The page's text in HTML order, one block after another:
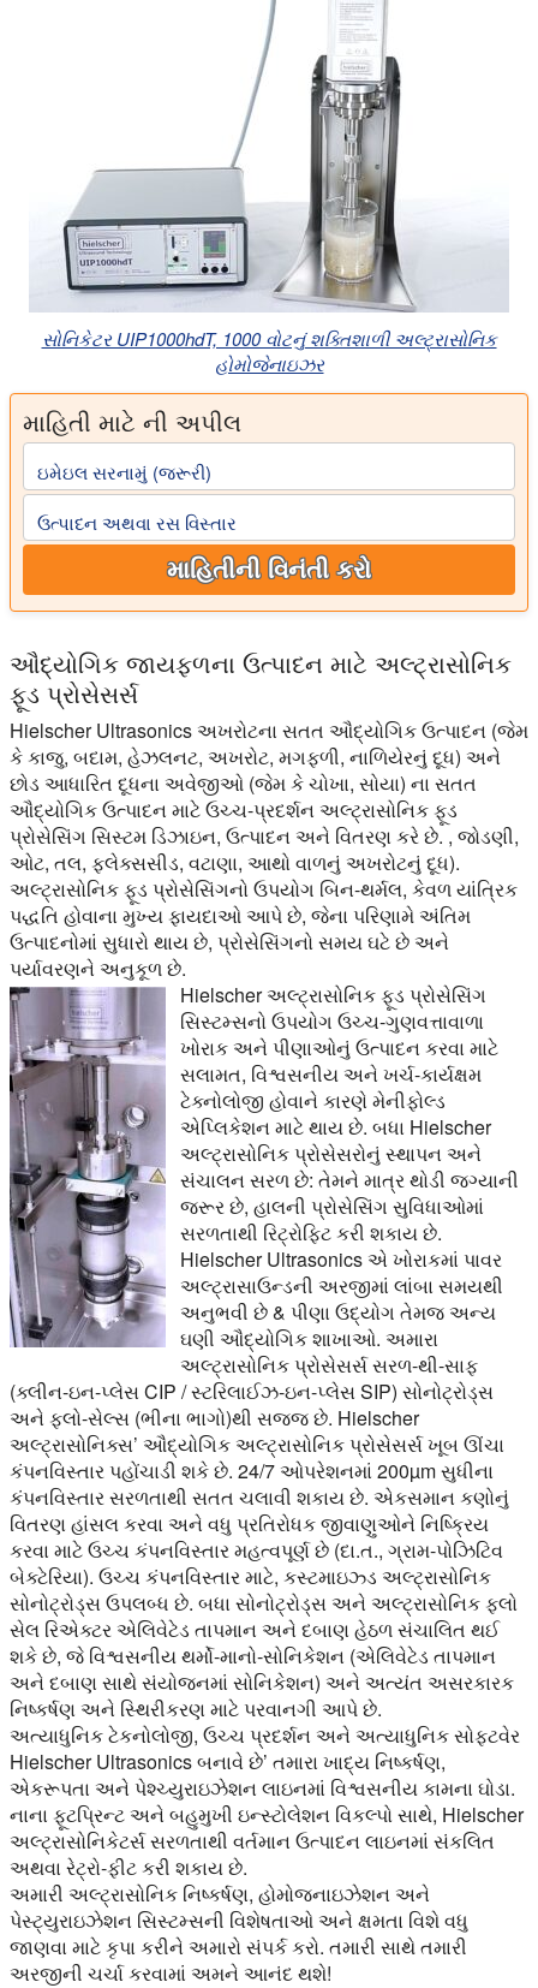
સોનિકેટર UIP1000hdT, 1000 વોટનું શક્તિશાળી અલ્ટ્રાસોનિક
હોમોજેનાઇઝર
માહિતી માટે ની અપીલ
ઇમેઇલ સરનામું (જરૂરી)
ઉત્પાદન અથવા રસ વિસ્તાર
માહિતીની વિનંતી કરો
ઔદ્યોગિક જાયફળના ઉત્પાદન માટે અલ્ટ્રાસોનિક
ફૂડ પ્રોસેસર્સ
Hielscher Ultrasonics અખરોટના સતત ઔદ્યોગિક ઉત્પાદન (જેમ
કે કાજુ, બદામ, હેઝલનટ, અખરોટ, મગફળી, નાળિયેરનું દૂધ) અને
છોડ આધારિત દૂધના અવેજીઓ (જેમ કે ચોખા, સોયા) ના સતત
ઔદ્યોગિક ઉત્પાદન માટે ઉચ્ચ-પ્રદર્શન અલ્ટ્રાસોનિક ફૂડ
પ્રોસેસિંગ સિસ્ટમ ડિઝાઇન, ઉત્પાદન અને વિતરણ કરે છે. , જોડણી,
ઓટ, તલ, ફ્લેક્સસીડ, વટાણા, આથો વાળનું અખરોટનું દૂધ).
અલ્ટ્રાસોનિક ફૂડ પ્રોસેસિંગનો ઉપયોગ બિન-થર્મલ, કેવળ યાંત્રિક
પદ્ધતિ હોવાના મુખ્ય ફાયદાઓ આપે છે, જેના પરિણામે અંતિમ
ઉત્પાદનોમાં સુધારો થાય છે, પ્રોસેસિંગનો સમય ઘટે છે અને
પર્યાવરણને અનુકૂળ છે.
Hielscher અલ્ટ્રાસોનિક ફૂડ પ્રોસેસિંગ
સિસ્ટમ્સનો ઉપયોગ ઉચ્ચ-ગુણવત્તાવાળા
ખોરાક અને પીણાઓનું ઉત્પાદન કરવા માટે
સલામત, વિશ્વસનીય અને ખર્ચ-કાર્યક્ષમ
ટેક્નોલોજી હોવાને કારણે મેનીફોલ્ડ
એપ્લિકેશન માટે થાય છે. બધા Hielscher
અલ્ટ્રાસોનિક પ્રોસેસરોનું સ્થાપન અને
સંચાલન સરળ છે: તેમને માત્ર થોડી જગ્યાની
જરૂર છે, હાલની પ્રોસેસિંગ સુવિધાઓમાં
સરળતાથી રિટ્રોફિટ કરી શકાય છે.
Hielscher Ultrasonics એ ખોરાકમાં પાવર
અલ્ટ્રાસાઉન્ડની અરજીમાં લાંબા સમયથી
અનુભવી છે & પીણા ઉદ્યોગ તેમજ અન્ય
ઘણી ઔદ્યોગિક શાખાઓ. અમારા
અલ્ટ્રાસોનિક પ્રોસેસર્સ સરળ-થી-સાફ
(ક્લીન-ઇન-પ્લેસ CIP / સ્ટરિલાઈઝ-ઇન-પ્લેસ SIP) સોનોટ્રોડ્સ
અને ફ્લો-સેલ્સ (ભીના ભાગો)થી સજ્જ છે. Hielscher
અલ્ટ્રાસોનિક્સ’ ઔદ્યોગિક અલ્ટ્રાસોનિક પ્રોસેસર્સ ખૂબ ઊંચા
કંપનવિસ્તાર પહોંચાડી શકે છે. 24/7 ઓપરેશનમાં 200µm સુધીના
કંપનવિસ્તાર સરળતાથી સતત ચલાવી શકાય છે. એકસમાન કણોનું
વિતરણ હાંસલ કરવા અને વધુ પ્રતિરોધક જીવાણુઓને નિષ્ક્રિય
કરવા માટે ઉચ્ચ કંપનવિસ્તાર મહત્વપૂર્ણ છે (દા.ત., ગ્રામ-પોઝિટિવ
બેક્ટેરિયા). ઉચ્ચ કંપનવિસ્તાર માટે, કસ્ટમાઇઝ્ડ અલ્ટ્રાસોનિક
સોનોટ્રોડ્સ ઉપલબ્ધ છે. બધા સોનોટ્રોડ્સ અને અલ્ટ્રાસોનિક ફ્લો
સેલ રિએક્ટર એલિવેટેડ તાપમાન અને દબાણ હેઠળ સંચાલિત થઈ
શકે છે, જે વિશ્વસનીય થર્મો-માનો-સોનિકેશન (એલિવેટેડ તાપમાન
અને દબાણ સાથે સંયોજનમાં સોનિકેશન) અને અત્યંત અસરકારક
નિષ્કર્ષણ અને સ્થિરીકરણ માટે પરવાનગી આપે છે.
અત્યાધુનિક ટેકનોલોજી, ઉચ્ચ પ્રદર્શન અને અત્યાધુનિક સોફ્ટવેર
Hielscher Ultrasonics બનાવે છે’ તમારા ખાદ્ય નિષ્કર્ષણ,
એકરૂપતા અને પેશ્ચ્યુરાઇઝેશન લાઇનમાં વિશ્વસનીય કામના ઘોડા.
નાના ફૂટપ્રિન્ટ અને બહુમુખી ઇન્સ્ટોલેશન વિકલ્પો સાથે, Hielscher
અલ્ટ્રાસોનિકેટર્સ સરળતાથી વર્તમાન ઉત્પાદન લાઇનમાં સંકલિત
અથવા રેટ્રો-ફીટ કરી શકાય છે.
અમારી અલ્ટ્રાસોનિક નિષ્કર્ષણ, હોમોજનાઇઝેશન અને
પેસ્ટ્યુરાઇઝેશન સિસ્ટમ્સની વિશેષતાઓ અને ક્ષમતા વિશે વધુ
જાણવા માટે કૃપા કરીને અમારો સંપર્ક કરો. તમારી સાથે તમારી
અરજીની ચર્ચા કરવામાં અમને આનંદ થશે!